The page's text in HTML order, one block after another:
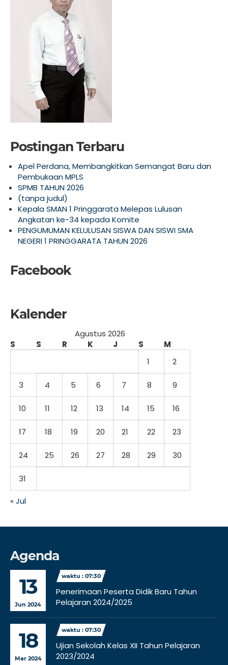
Postingan Terbaru
Apel Perdana, Membangkitkan Semangat Baru dan
Pembukaan MPLS
SPMB TAHUN 2026
(tanpa judul)
Kepala SMAN 1 Pringgarata Melepas Lulusan
Angkatan ke-34 kepada Komite
PENGUMUMAN KELULUSAN SISWA DAN SISWI SMA
NEGERI 1 PRINGGARATA TAHUN 2026
Facebook
Kalender
Agustus 2026
S
S R K J S
M
1
2
3 4 5 6 7 8 9
10 11 12 13 14 15 16
17 18 19 20 21 22 23
24 25 26 27 28 29 30
31
« Jul
Agenda
13
Jun 2024
waktu : 07:30
Penerimaan Peserta Didik Baru Tahun
Pelajaran 2024/2025
18
Mar 2024
waktu : 07:30
Ujian Sekolah Kelas XII Tahun Pelajaran
2023/2024